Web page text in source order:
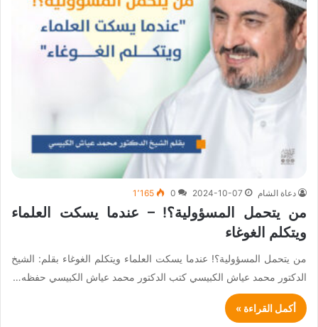
دعاة الشام 2024-10-07
0 1٬165
من يتحمل المسؤولية؟! – عندما يسكت العلماء
ويتكلم الغوغاء
من يتحمل المسؤولية؟! عندما يسكت العلماء ويتكلم الغوغاء بقلم: الشيخ
الدكتور محمد عياش الكبيسي كتب الدكتور محمد عياش الكبيسي حفظه…
أكمل القراءة »